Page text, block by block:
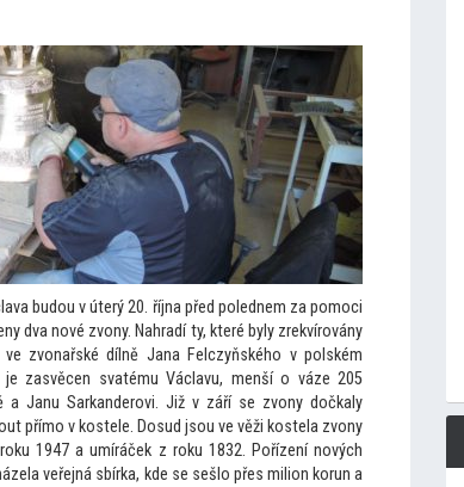
budou v úterý 20. října před polednem za pomoci
dva nové zvony. Nahradí ty, které byly zrekvírovány
zvonařské dílně Jana Felczyňského v polském
zasvěcen svatému Václavu, menší o váze 205
a Janu Sarkanderovi. Již v září se zvony dočkaly
přímo v kostele. Dosud jsou ve věži kostela zvony
1947 a umíráček z roku 1832. Pořízení nových
veřejná sbírka, kde se sešlo přes milion korun a